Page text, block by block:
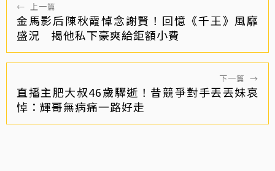
← 上一篇
金馬影后陳秋霞悼念謝賢！回憶《千王》風靡
盛況 揭他私下豪爽給鉅額小費
下一篇 →
直播主肥大叔46歲驟逝！昔競爭對手丟丟妹哀
悼：輝哥無病痛一路好走